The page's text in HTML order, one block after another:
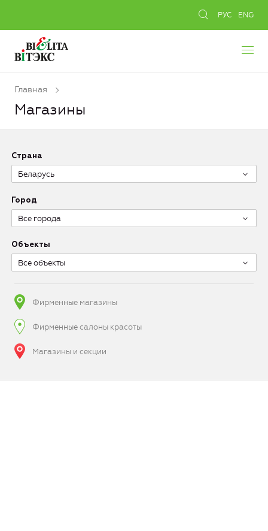
РУС ENG
Главная
Магазины
Страна
Беларусь
Город
Все города
Объекты
Все объекты
Фирменные магазины
Фирменные салоны красоты
Магазины и секции